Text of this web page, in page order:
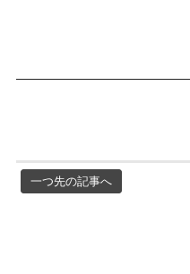
一つ先の記事へ